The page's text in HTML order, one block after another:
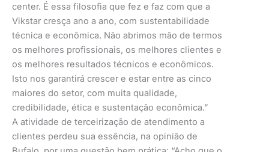
center. É essa filosofia que fez e faz com que a
Vikstar cresça ano a ano, com sustentabilidade
técnica e econômica. Não abrimos mão de termos
os melhores profissionais, os melhores clientes e
os melhores resultados técnicos e econômicos.
Isto nos garantirá crescer e estar entre as cinco
maiores do setor, com muita qualidade,
credibilidade, ética e sustentação econômica.”
A atividade de terceirização de atendimento a
clientes perdeu sua essência, na opinião de